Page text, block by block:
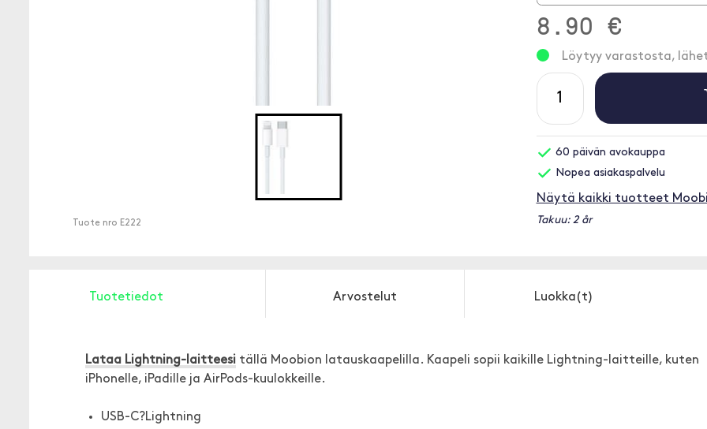
Tuote nro E222
8.90 €
Löytyy varastosta,
60 päivän avokauppa
Nopea asiakaspalvelu
Näytä kaikki tuotteet
Takuu: 2 år
Tuotetiedot Arvostelut Luokka(t)
Lataa Lightning-laitteesi tällä Moobion latauskaapelilla. Kaapeli sopii kaikille Lightning-laitteille, kuten
iPhonelle, iPadille ja AirPods-kuulokkeille.
USB-C?Lightning